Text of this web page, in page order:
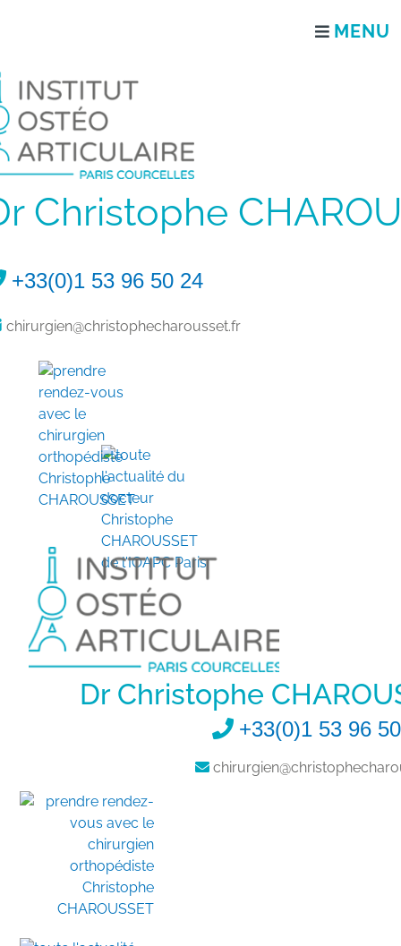
Christophe
+33(0)1 53 96 50 24
chirurgien@christophecharousset.fr
Dr Christophe
+33(0)1 53 96